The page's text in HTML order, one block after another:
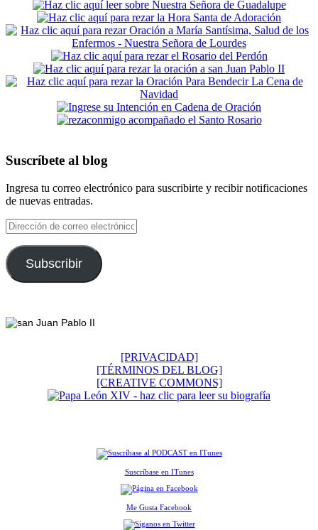
Suscríbete al blog
Ingresa tu correo electrónico para suscribirte y recibir notificaciones
de nuevas entradas.
Dirección
de
correo
electrónico
Subscribir
[PRIVACIDAD]
[TÉRMINOS DEL BLOG]
[CREATIVE COMMONS]
Suscríbase en ITunes
Me Gusta Facebook